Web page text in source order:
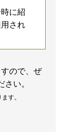
に紹
され
ので、ぜ
い。
す。